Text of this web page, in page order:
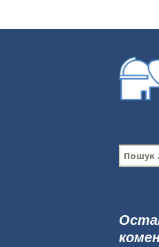
П
о
: